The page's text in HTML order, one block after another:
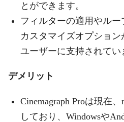
とができます。
フィルターの適用やル
カスタマイズオプショ
ユーザーに支持されてい
デメリット
Cinemagraph Proは現在
しており、Windowsや